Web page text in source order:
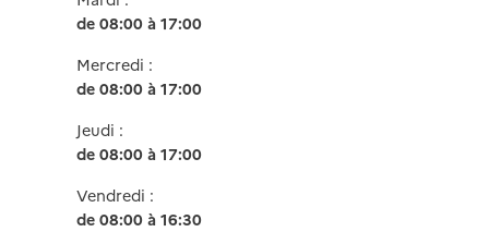
de 08:00 à 17:00
Mercredi :
de 08:00 à 17:00
Jeudi :
de 08:00 à 17:00
Vendredi :
de 08:00 à 16:30